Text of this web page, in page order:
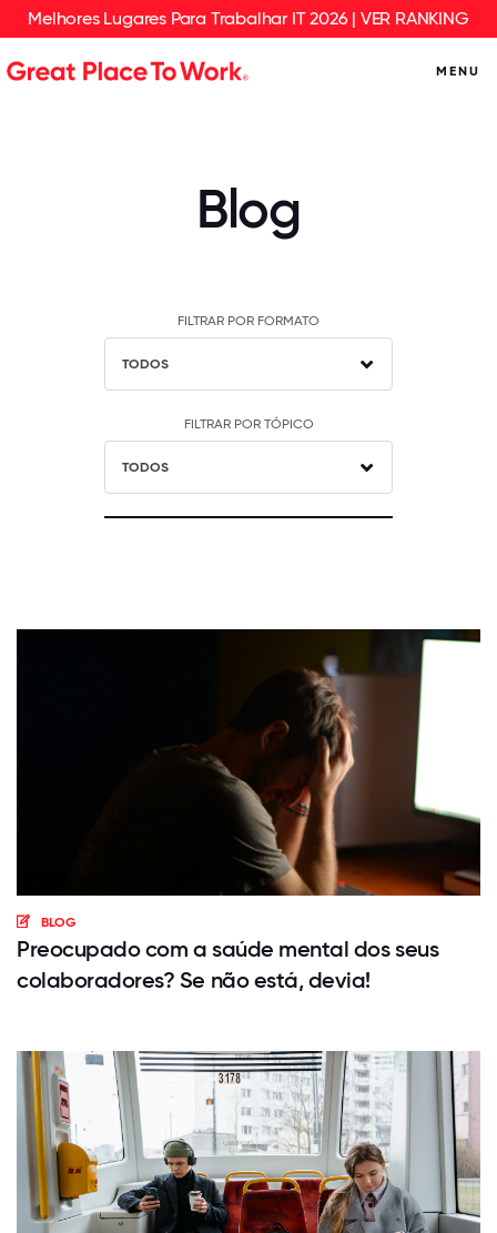
Melhores Lugares Para Trabalhar IT 2026 | VER RANKING
MENU
Blog
FILTRAR POR FORMATO
TODOS
FILTRAR POR TÓPICO
TODOS
BLOG
Preocupado com a saúde mental dos seus
colaboradores? Se não está, devia!